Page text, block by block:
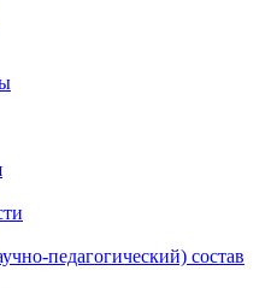
педагогический) состав